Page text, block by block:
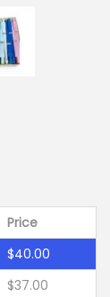
Price
$40.00
$37.00